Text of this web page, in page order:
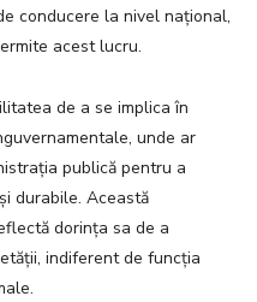
conducere la nivel național,
acest lucru.
de a se implica în
unde ar
publică pentru a
durabile. Această
dorința sa de a
indiferent de funcția